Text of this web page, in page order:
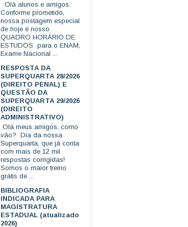
Olá alunos e amigos.
Conforme prometido,
nossa postagem especial
de hoje é nosso
QUADRO HORÁRIO DE
ESTUDOS para o ENAM,
Exame Nacional ...
RESPOSTA DA
SUPERQUARTA 28/2026
(DIREITO PENAL) E
QUESTÃO DA
SUPERQUARTA 29/2026
(DIREITO
ADMINISTRATIVO)
Olá meus amigos, como
vão? Dia da nossa
Superquarta, que já conta
com mais de 12 mil
respostas corrigidas!
Somos o maior treino
grátis de ...
BIBLIOGRAFIA
INDICADA PARA
MAGISTRATURA
ESTADUAL (atualizado
2026)